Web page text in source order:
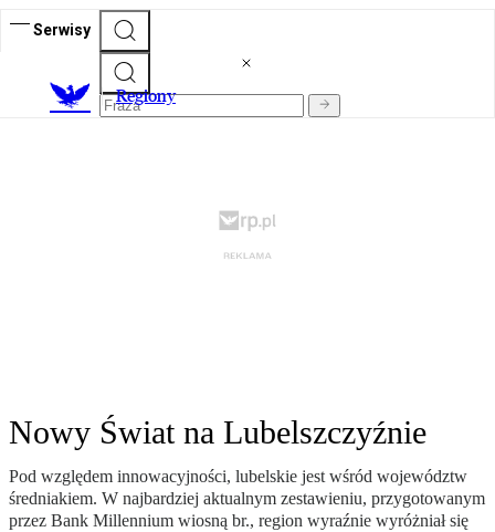
Serwisy
Regiony
Nowy Świat na Lubelszczyźnie
Pod względem innowacyjności, lubelskie jest wśród województw
średniakiem. W najbardziej aktualnym zestawieniu, przygotowanym
przez Bank Millennium wiosną br., region wyraźnie wyróżniał się